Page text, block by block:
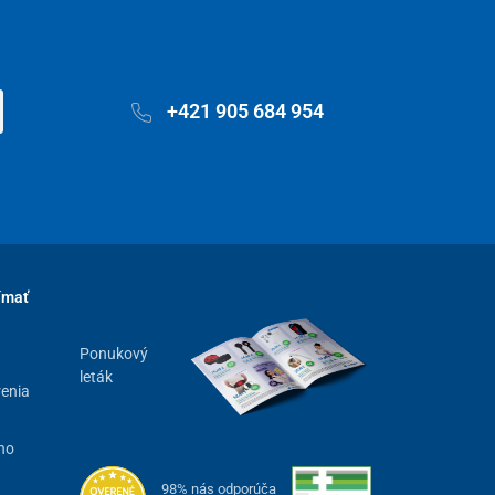
+421 905 684 954
Ponukový
leták
98% nás odporúča